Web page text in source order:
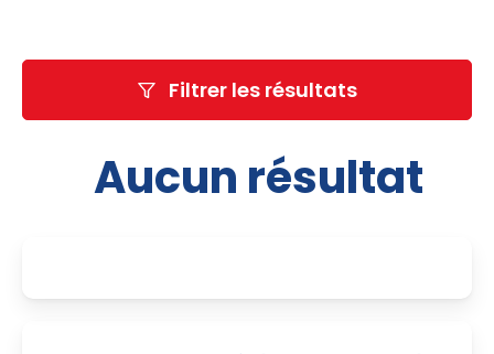
Filtrer les résultats
Aucun résultat